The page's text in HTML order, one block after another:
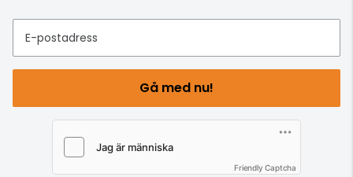
E-postadress
Gå med nu!
Friendly Captcha